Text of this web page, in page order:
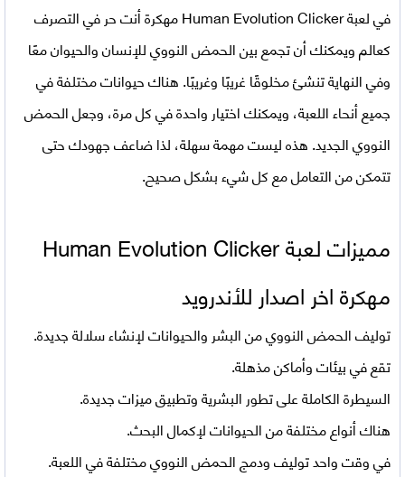
فيلعبة Human Evolution Clicker مهكرة
أنت حر في التصرف
كعالم ويمكنك أن تجمع بين الحمض النووي للإنسان والحيوان معًا
وفي النهاية تنشئ مخلوقًا غريبًا وغريبًا. هناك حيوانات مختلفة في
جميع أنحاء اللعبة، ويمكنك اختيار واحدة في كل مرة، وجعل الحمض
النووي الجديد. هذه ليست مهمة سهلة، لذا ضاعف جهودك حتى
تتمكن من التعامل مع كل شيء بشكل صحيح.
مميزات لعبةHuman Evolution Clicker
مهكرةاخر اصدار للأندرويد
توليف الحمض النووي من البشر والحيوانات لإنشاء سلالة جديدة.
تقع في بيئات وأماكن مذهلة.
السيطرة الكاملة على تطور البشرية وتطبيق ميزات جديدة.
هناك أنواع مختلفة من الحيوانات لإكمال البحث.
في وقت واحد توليف ودمج الحمض النووي مختلفة في اللعبة.